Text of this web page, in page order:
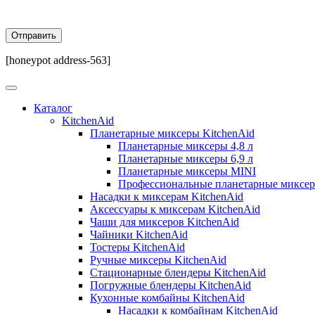
[honeypot address-563]
Каталог
KitchenAid
Планетарные миксеры KitchenAid
Планетарные миксеры 4,8 л
Планетарные миксеры 6,9 л
Планетарные миксеры MINI
Профессиональные планетарные
Насадки к миксерам KitchenAid
Аксессуары к миксерам KitchenAid
Чаши для миксеров KitchenAid
Чайники KitchenAid
Тостеры KitchenAid
Ручные миксеры KitchenAid
Стационарные блендеры KitchenAid
Погружные блендеры KitchenAid
Кухонные комбайны KitchenAid
Насадки к комбайнам KitchenAid